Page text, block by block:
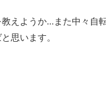
えようか...また中々自
思います。